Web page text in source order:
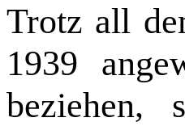
Trotz all
1939
beziehen,